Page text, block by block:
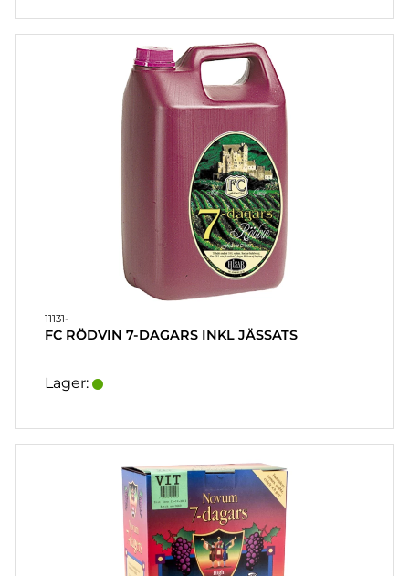
11131-
FC RÖDVIN 7-DAGARS INKL JÄSSATS
Lager: